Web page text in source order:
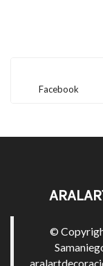
Facebook
©